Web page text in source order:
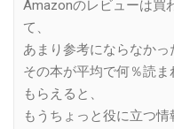
Amazonのレビューは買
て、
あまり参考にならなかっ
その本が平均で何％読
もらえると、
もうちょっと役に立つ情